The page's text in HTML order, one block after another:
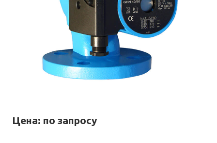
Цена: по запросу